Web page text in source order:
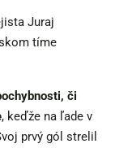
Juraj
tíme
či
, keďže na ľade v
prvý gól strelil